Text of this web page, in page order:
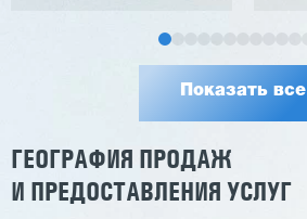
Показать все
ГЕОГРАФИЯ ПРОДАЖ
И ПРЕДОСТАВЛЕНИЯ УСЛУГ